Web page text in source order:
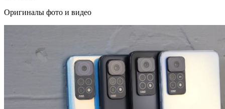
Оригиналы фото и видео